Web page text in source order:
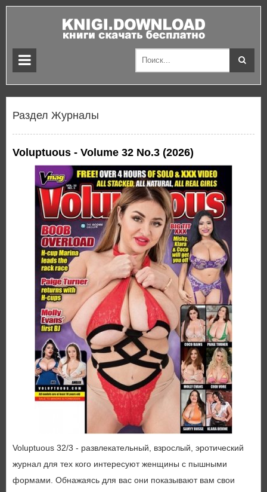
Раздел Журналы
Voluptuous - Volume 32 No.3 (2026)
Voluptuous 32/3 - развлекательный, взрослый, эротический
журнал для тех кого интересуют женщины с пышными
формами. Обнажаясь для вас они показывают вам свои